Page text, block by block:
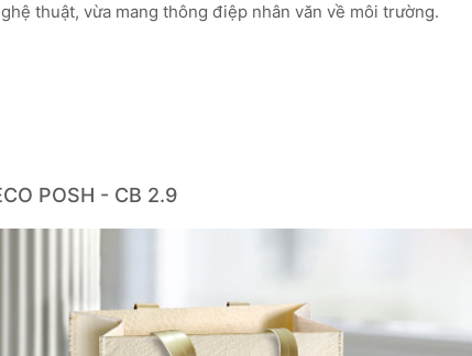
thuật, vừa mang thông điệp nhân văn về môi trường.
POSH - CB 2.9